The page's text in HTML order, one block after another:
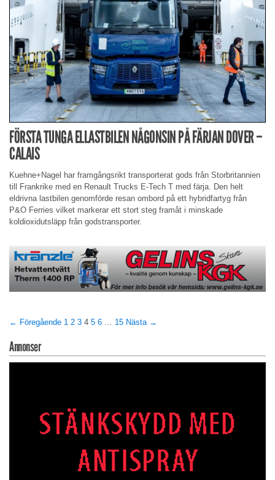
FÖRSTA TUNGA ELLASTBILEN NÅGONSIN PÅ FÄRJAN DOVER –
CALAIS
Kuehne+Nagel har framgångsrikt transporterat gods från Storbritannien
till Frankrike med en Renault Trucks E-Tech T med färja. Den helt
eldrivna lastbilen genomförde resan ombord på ett hybridfartyg från
P&O Ferries vilket markerar ett stort steg framåt i minskade
koldioxidutsläpp från godstransporter.
← Föregående 1 2 3 4 5 6 … 15 Nästa →
Annonser